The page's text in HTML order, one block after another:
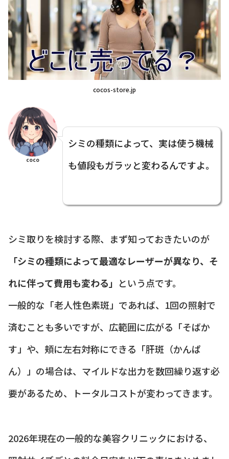
cocos-store.jp
coco
シミの種類によって、実は使う機械
も値段もガラッと変わるんですよ。
シミ取りを検討する際、まず知っておきたいのが
「シミの種類によって最適なレーザーが異なり、そ
れに伴って費用も変わる」 という点です。
一般的な「老人性色素斑」であれば、1回の照射で
済むことも多いですが、広範囲に広がる「そばか
す」や、頬に左右対称にできる「肝斑（かんぱ
ん）」の場合は、マイルドな出力を数回繰り返す必
要があるため、トータルコストが変わってきます。
2026年現在の一般的な美容クリニックにおける、